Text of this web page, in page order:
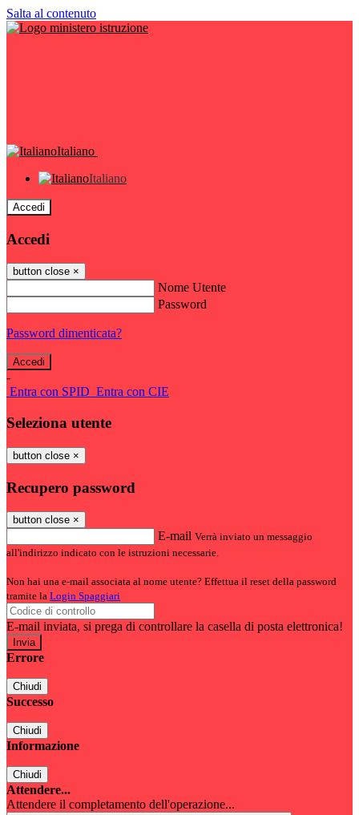
Salta al contenuto
Italiano
Italiano
Accedi
Accedi
button close ×
Nome Utente
Password
Password dimenticata?
-
Entra con SPID Entra con CIE
Seleziona utente
button close ×
Recupero password
button close ×
E-mail Verrà inviato un messaggio
all'indirizzo indicato con le istruzioni necessarie.
Non hai una e-mail associata al nome utente? Effettua il reset della password
tramite la Login Spaggiari
E-mail inviata, si prega di controllare la casella di posta elettronica!
Errore
Chiudi
Successo
Chiudi
Informazione
Chiudi
Attendere...
Attendere il completamento dell'operazione...